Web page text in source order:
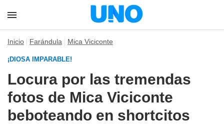
Inicio Farándula Mica Viciconte
¡DIOSA IMPARABLE!
Locura por las tremendas
fotos de Mica Viciconte
beboteando en shortcitos